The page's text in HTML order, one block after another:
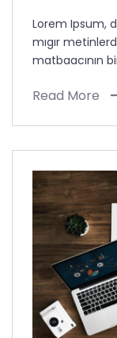
Lorem Ipsum,
mıgır
matbaacının
Read More